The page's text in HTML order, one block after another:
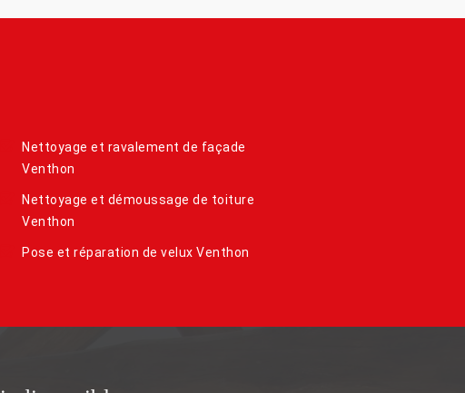
Nettoyage et ravalement de façade
Venthon
Nettoyage et démoussage de toiture
Venthon
Pose et réparation de velux Venthon